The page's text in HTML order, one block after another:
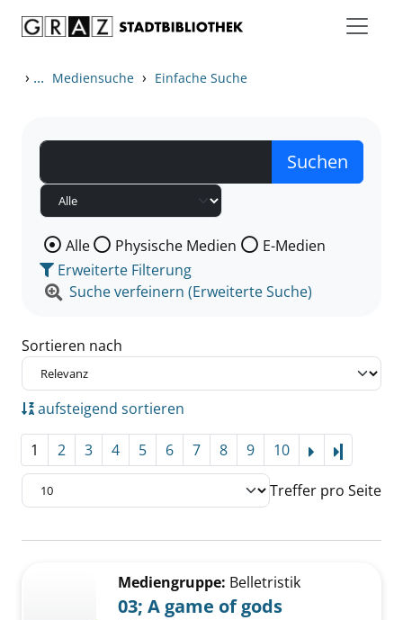
› ... Mediensuche › Einfache Suche
Wählen Sie die Medienart nach der Sie suchen wollen.
Alle Physische Medien
E-Medien
Erweiterte Filterung
Suche verfeinern (Erweiterte Suche)
Sortieren nach
aufsteigend sortieren
1 2 3 4 5 6 7 8 9 10
Treffer pro Seite
Zu den Suchfiltern springen
Mediengruppe: Belletristik
03; A game of gods